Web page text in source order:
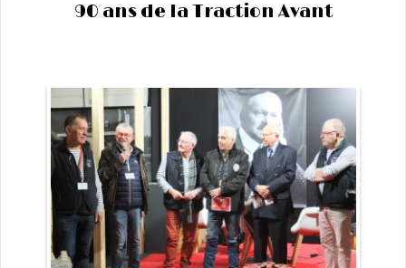
90 ans de la Traction Avant